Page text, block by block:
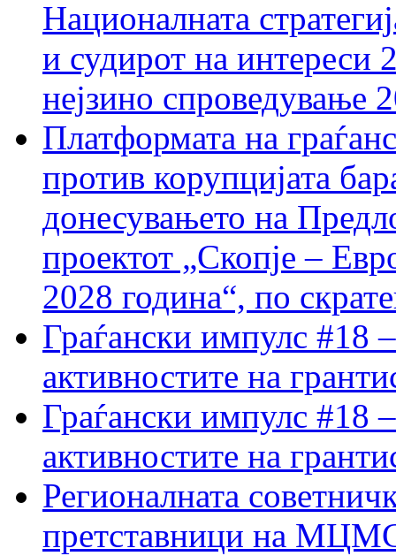
Националната
и судирот на интереси
нејзино спроведување
Платформата на
против корупцијата
донесувањето на
проектот „Скопје –
2028 година“, по
Граѓански импулс #18
активностите на
Граѓански импулс #18
активностите на
Регионалната
претставници на МЦМС